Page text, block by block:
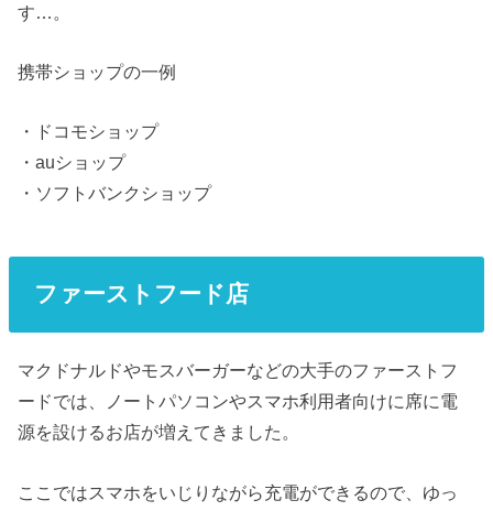
す…。
携帯ショップの一例
・ドコモショップ
・auショップ
・ソフトバンクショップ
ファーストフード店
マクドナルドやモスバーガーなどの大手のファーストフ
ードでは、ノートパソコンやスマホ利用者向けに席に電
源を設けるお店が増えてきました。
ここではスマホをいじりながら充電ができるので、ゆっ